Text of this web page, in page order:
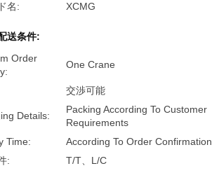
名:
XCMG
送条件:
Order
One Crane
交渉可能
Details:
Packing According To Customer
Requirements
Time:
According To Order Confirmation
:
T/T、L/C